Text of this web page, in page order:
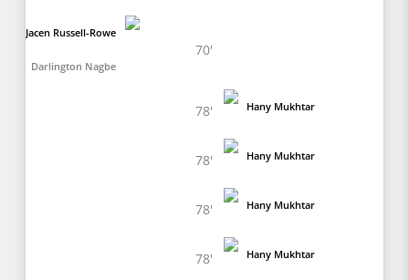
Darlington Nagbe
Jacen Russell-Rowe
70'
78' Hany Mukhtar
78' Hany Mukhtar
78' Hany Mukhtar
78' Hany Mukhtar